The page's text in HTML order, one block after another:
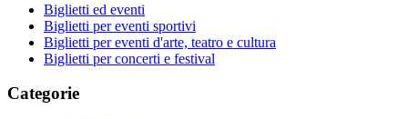
Biglietti ed eventi
Biglietti per eventi sportivi
Biglietti per eventi d'arte, teatro e cultura
Biglietti per concerti e festival
Categorie